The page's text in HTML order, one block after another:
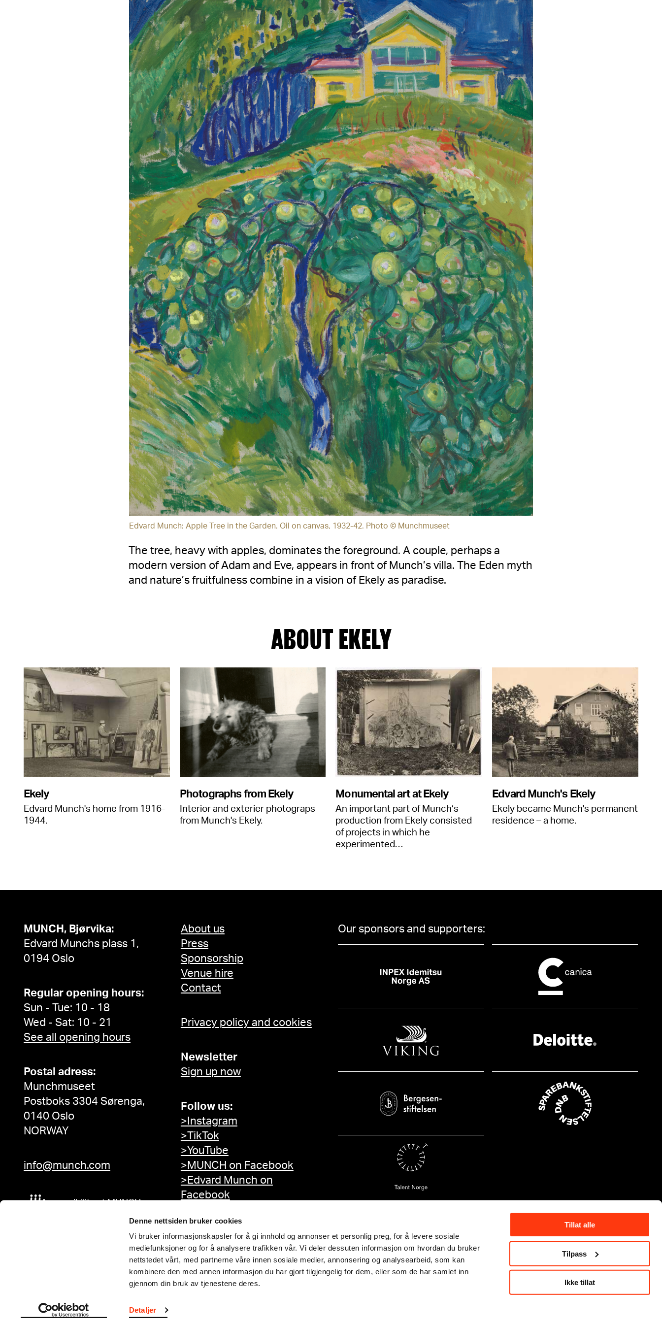
Denne nettsiden bruker cookies
Vi bruker informasjonskapsler for å gi innhold og annonser et personlig preg, for å levere sosiale
mediefunksjoner og for å analysere trafikken vår. Vi deler dessuten informasjon om hvordan du bruker
nettstedet vårt, med partnerne våre innen sosiale medier, annonsering og analysearbeid, som kan
kombinere den med annen informasjon du har gjort tilgjengelig for dem, eller som de har samlet inn
gjennom din bruk av tjenestene deres.
Detaljer
Tillat alle
Tilpass
Ikke tillat
Edvard Munch: Apple Tree in the Garden. Oil on canvas, 1932-42. Photo © Munchmuseet
The tree, heavy with apples, dominates the foreground. A couple, perhaps a
modern version of Adam and Eve, appears in front of Munch’s villa. The Eden myth
and nature’s fruitfulness combine in a vision of Ekely as paradise.
ABOUT EKELY
Ekely
Edvard Munch's home from 1916-
1944.
Photographs from Ekely
Interior and exterier photograps
from Munch's Ekely.
Monumental art at Ekely
An important part of Munch’s
production from Ekely consisted
of projects in which he
experimented…
Edvard Munch's Ekely
Ekely became Munch's permanent
residence – a home.
MUNCH, Bjørvika:
Edvard Munchs plass 1,
0194 Oslo
Regular opening hours:
Sun - Tue: 10 - 18
Wed - Sat: 10 - 21
See all opening hours
Postal adress:
Munchmuseet
Postboks 3304 Sørenga,
0140 Oslo
NORWAY
info@munch.com
Accessibility at MUNCH
About us
Press
Sponsorship
Venue hire
Contact
Privacy policy and cookies
Newsletter
Sign up now
Follow us:
>Instagram
>TikTok
>YouTube
>MUNCH on Facebook
>Edvard Munch on
Facebook
Our sponsors and supporters: